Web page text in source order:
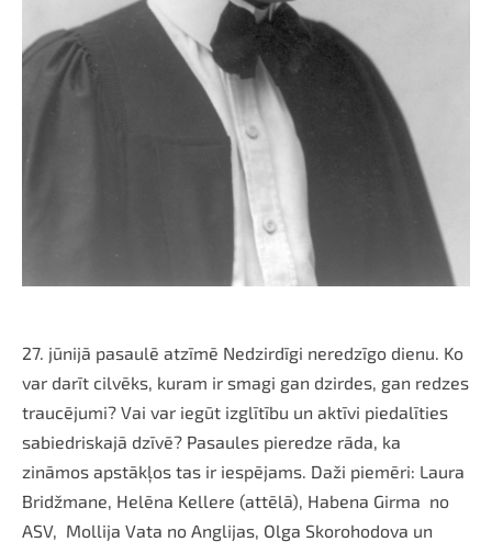
27. jūnijā pasaulē atzīmē Nedzirdīgi neredzīgo dienu. Ko
var darīt cilvēks, kuram ir smagi gan dzirdes, gan redzes
traucējumi? Vai var iegūt izglītību un aktīvi piedalīties
sabiedriskajā dzīvē? Pasaules pieredze rāda, ka
zināmos apstākļos tas ir iespējams. Daži piemēri: Laura
Bridžmane, Helēna Kellere (attēlā), Habena Girma no
ASV, Mollija Vata no Anglijas, Olga Skorohodova un